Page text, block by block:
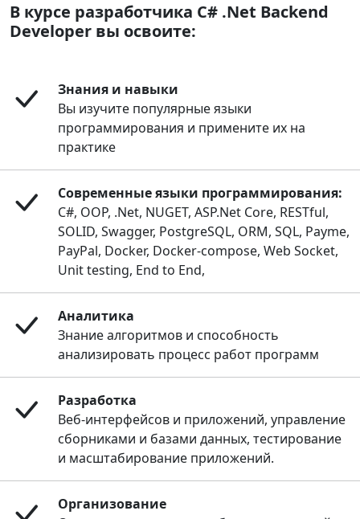
В курсе разработчика C# .Net Backend
Developer вы освоите:
Знания и навыки
Вы изучите популярные языки
программирования и примените их на
практике
Современные языки программирования:
C#, OOP, .Net, NUGET, ASP.Net Core, RESTful,
SOLID, Swagger, PostgreSQL, ORM, SQL, Payme,
PayPal, Docker, Docker-compose, Web Socket,
Unit testing, End to End,
Аналитика
Знание алгоритмов и способность
анализировать процесс работ программ
Разработка
Веб-интерфейсов и приложений, управление
сборниками и базами данных, тестирование
и масштабирование приложений.
Организование